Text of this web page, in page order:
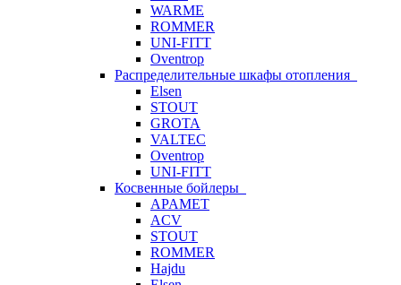
WARME
ROMMER
UNI-FITT
Oventrop
Распределительные шкафы отопления
Elsen
STOUT
GROTA
VALTEC
Oventrop
UNI-FITT
Косвенные бойлеры
APAMET
ACV
STOUT
ROMMER
Hajdu